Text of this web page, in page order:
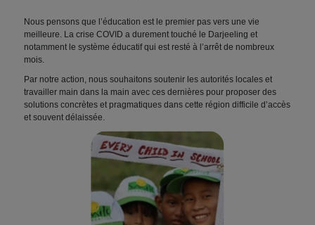
Nous pensons que l’éducation est le premier pas vers une vie
meilleure. La crise COVID a durement touché le Darjeeling et
notamment le système éducatif qui est resté à l’arrêt de nombreux
mois.
Par notre action, nous souhaitons soutenir les autorités locales et
travailler main dans la main avec ces dernières pour proposer des
solutions concrètes et pragmatiques dans cette région difficile d’accès
et souvent délaissée.